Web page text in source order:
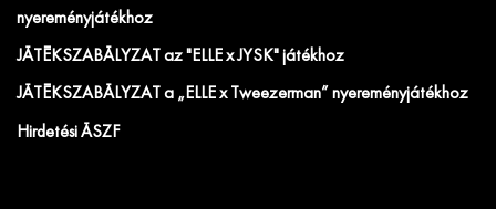
nyereményjátékhoz
JÁTÉKSZABÁLYZAT az "ELLE x JYSK" játékhoz
JÁTÉKSZABÁLYZAT a „ELLE x Tweezerman” nyereményjátékhoz
Hirdetési ÁSZF